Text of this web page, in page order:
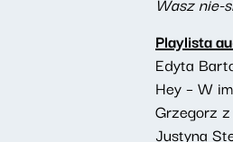
Playlista
Edyta
Hey – W
Grzegorz
Justyna